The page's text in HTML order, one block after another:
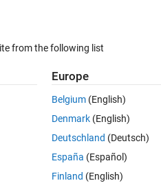
て，成分表示表内に含まれてい
from the following list
Europe
Belgium (English)
Denmark (English)
Deutschland (Deutsch)
España (Español)
Finland (English)